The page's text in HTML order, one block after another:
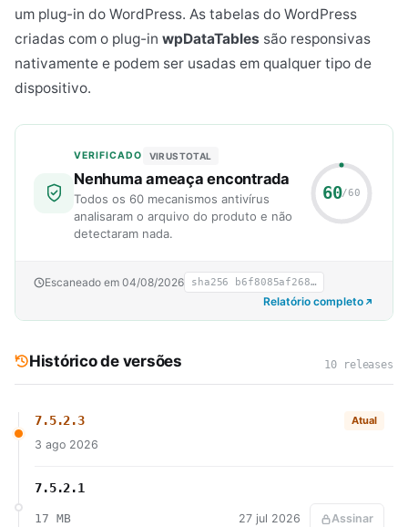
um plug-in do WordPress. As tabelas do WordPress
criadas com o plug-in wpDataTables são responsivas
nativamente e podem ser usadas em qualquer tipo de
dispositivo.
VERIFICADO VIRUSTOTAL
Nenhuma ameaça encontrada
Todos os 60 mecanismos antivírus
analisaram o arquivo do produto e não
detectaram nada.
60/60
Escaneado em 04/08/2026 sha256 b6f8085af268…
Relatório completo
Histórico de versões 10 releases
7.5.2.3 Atual
3 ago 2026
7.5.2.1
17 MB 27 jul 2026 Assinar